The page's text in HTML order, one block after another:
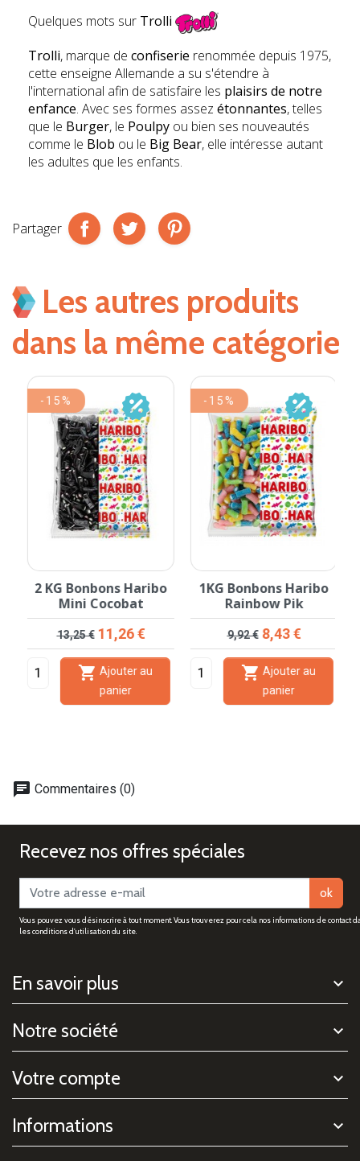
Quelques mots sur Trolli
Trolli, marque de confiserie renommée depuis 1975,
cette enseigne Allemande a su s'étendre à
l'international afin de satisfaire les plaisirs de notre
enfance. Avec ses formes assez étonnantes, telles
que le Burger, le Poulpy ou bien ses nouveautés
comme le Blob ou le Big Bear, elle intéresse autant
les adultes que les enfants.
Partager
Les autres produits
dans la même catégorie
2 KG Bonbons Haribo
Mini Cocobat
Prix de base
13,25 €Prix
11,26 €

panier
-15%
1KG Bonbons Haribo
Rainbow Pik
Prix de base
9,92 €Prix
8,43 €

panier
-15%
chat Commentaires (0)
Recevez nos offres spéciales
ok
Vous pouvez vous désinscrire à tout moment. Vous trouverez pour cela nos informations de contact
les conditions d'utilisation du site.
En savoir plus
Notre société
Votre compte
Informations